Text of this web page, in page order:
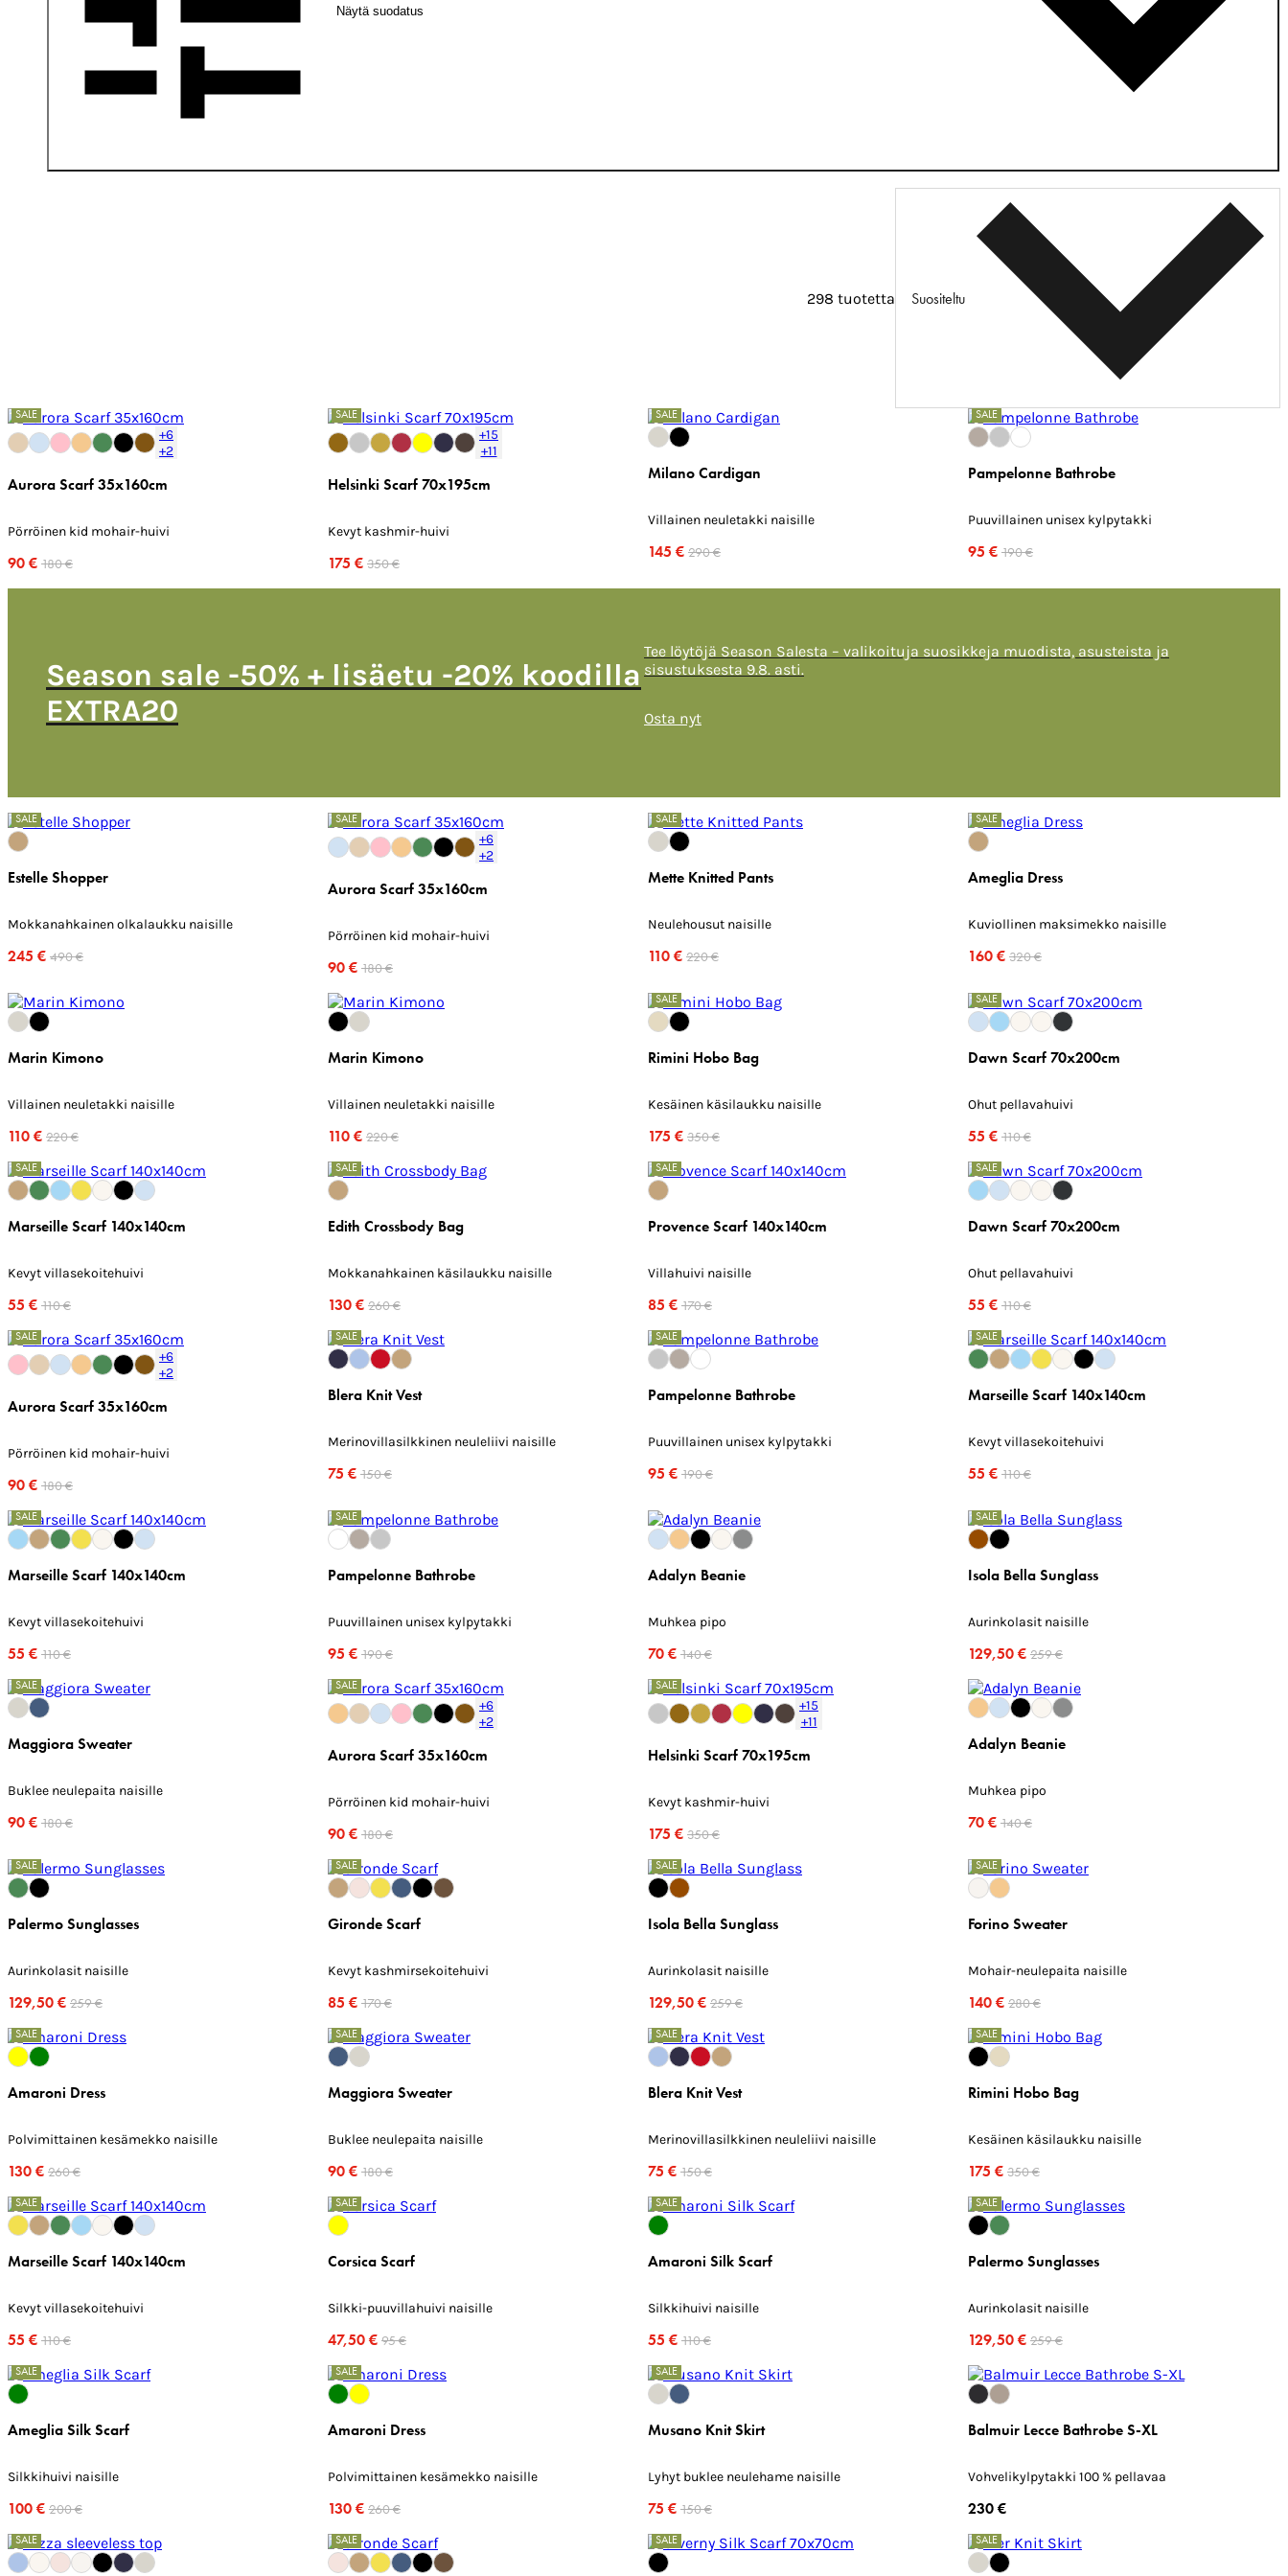
Näytä suodatus
298 tuotetta Suositeltu
Season sale -50% + lisäetu -20% koodilla
EXTRA20
Tee löytöjä Season Salesta – valikoituja suosikkeja muodista, asusteista ja
sisustuksesta 9.8. asti.
Osta nyt
SALE
+6
+2
Aurora Scarf 35x160cm
Pörröinen kid mohair-huivi
90 € 180 €
SALE
+15
+11
Helsinki Scarf 70x195cm
Kevyt kashmir-huivi
175 € 350 €
SALE
Milano Cardigan
Villainen neuletakki naisille
145 € 290 €
SALE
Pampelonne Bathrobe
Puuvillainen unisex kylpytakki
95 € 190 €
SALE
Estelle Shopper
Mokkanahkainen olkalaukku naisille
245 € 490 €
SALE
+6
+2
Aurora Scarf 35x160cm
Pörröinen kid mohair-huivi
90 € 180 €
SALE
Mette Knitted Pants
Neulehousut naisille
110 € 220 €
SALE
Ameglia Dress
Kuviollinen maksimekko naisille
160 € 320 €
Marin Kimono
Villainen neuletakki naisille
110 € 220 €
Marin Kimono
Villainen neuletakki naisille
110 € 220 €
SALE
Rimini Hobo Bag
Kesäinen käsilaukku naisille
175 € 350 €
SALE
Dawn Scarf 70x200cm
Ohut pellavahuivi
55 € 110 €
SALE
Marseille Scarf 140x140cm
Kevyt villasekoitehuivi
55 € 110 €
SALE
Edith Crossbody Bag
Mokkanahkainen käsilaukku naisille
130 € 260 €
SALE
Provence Scarf 140x140cm
Villahuivi naisille
85 € 170 €
SALE
Dawn Scarf 70x200cm
Ohut pellavahuivi
55 € 110 €
SALE
+6
+2
Aurora Scarf 35x160cm
Pörröinen kid mohair-huivi
90 € 180 €
SALE
Blera Knit Vest
Merinovillasilkkinen neuleliivi naisille
75 € 150 €
SALE
Pampelonne Bathrobe
Puuvillainen unisex kylpytakki
95 € 190 €
SALE
Marseille Scarf 140x140cm
Kevyt villasekoitehuivi
55 € 110 €
SALE
Marseille Scarf 140x140cm
Kevyt villasekoitehuivi
55 € 110 €
SALE
Pampelonne Bathrobe
Puuvillainen unisex kylpytakki
95 € 190 €
Adalyn Beanie
Muhkea pipo
70 € 140 €
SALE
Isola Bella Sunglass
Aurinkolasit naisille
129,50 € 259 €
SALE
Maggiora Sweater
Buklee neulepaita naisille
90 € 180 €
SALE
+6
+2
Aurora Scarf 35x160cm
Pörröinen kid mohair-huivi
90 € 180 €
SALE
+15
+11
Helsinki Scarf 70x195cm
Kevyt kashmir-huivi
175 € 350 €
Adalyn Beanie
Muhkea pipo
70 € 140 €
SALE
Palermo Sunglasses
Aurinkolasit naisille
129,50 € 259 €
SALE
Gironde Scarf
Kevyt kashmirsekoitehuivi
85 € 170 €
SALE
Isola Bella Sunglass
Aurinkolasit naisille
129,50 € 259 €
SALE
Forino Sweater
Mohair-neulepaita naisille
140 € 280 €
SALE
Amaroni Dress
Polvimittainen kesämekko naisille
130 € 260 €
SALE
Maggiora Sweater
Buklee neulepaita naisille
90 € 180 €
SALE
Blera Knit Vest
Merinovillasilkkinen neuleliivi naisille
75 € 150 €
SALE
Rimini Hobo Bag
Kesäinen käsilaukku naisille
175 € 350 €
SALE
Marseille Scarf 140x140cm
Kevyt villasekoitehuivi
55 € 110 €
SALE
Corsica Scarf
Silkki-puuvillahuivi naisille
47,50 € 95 €
SALE
Amaroni Silk Scarf
Silkkihuivi naisille
55 € 110 €
SALE
Palermo Sunglasses
Aurinkolasit naisille
129,50 € 259 €
SALE
Ameglia Silk Scarf
Silkkihuivi naisille
100 € 200 €
SALE
Amaroni Dress
Polvimittainen kesämekko naisille
130 € 260 €
SALE
Musano Knit Skirt
Lyhyt buklee neulehame naisille
75 € 150 €
Balmuir Lecce Bathrobe S-XL
Vohvelikylpytakki 100 % pellavaa
230 €
SALE SALE SALE SALE